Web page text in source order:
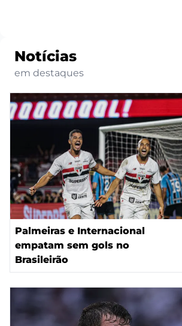
Notícias
em destaques
Palmeiras e Internacional
empatam sem gols no
Brasileirão